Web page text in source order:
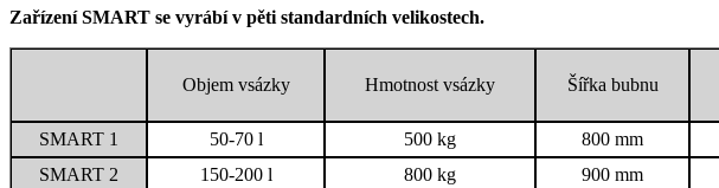
Zařízení SMART se vyrábí v pěti standardních velikostech.
Objem vsázky Hmotnost vsázky Šířka bubnu
SMART 1 50-70 l 500 kg 800 mm
SMART 2
150-200 l 800 kg 900 mm